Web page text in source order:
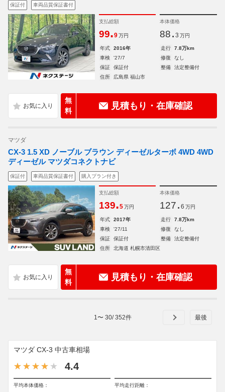
保証付 車両品質保証書付
支払総額
99.9 万円
本体価格
88. 3 万円
年式 2016年 走行
7.8万km
車検
'27/7 修復
なし
保証
保証付 整備
法定整備付
住所
広島県 福山市
無
料
見積もり・在庫確認
マツダ
CX-3 1.5 XD ノーブル ブラウン ディーゼルターボ 4WD 4WD
ディーゼル マツダコネクトナビ
保証付 車両品質保証書付 購入プラン付き
支払総額
139.5 万円
本体価格
127. 6 万円
年式 2017年 走行
7.8万km
車検
'27/11 修復
なし
保証
保証付 整備
法定整備付
住所
北海道 札幌市清田区
無
料
見積もり・在庫確認
1 〜 30/352件
マツダ CX-3 中古車相場
4.4
平均本体価格： 平均走行距離：